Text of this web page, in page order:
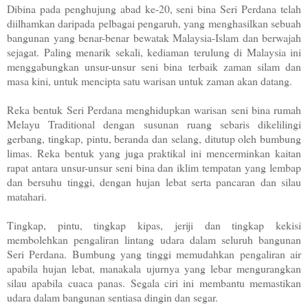
Dibina pada penghujung abad ke-20, seni bina Seri Perdana telah
diilhamkan daripada pelbagai pengaruh, yang menghasilkan sebuah
bangunan yang benar-benar bewatak Malaysia-Islam dan berwajah
sejagat. Paling menarik sekali, kediaman terulung di Malaysia ini
menggabungkan unsur-unsur seni bina terbaik zaman silam dan
masa kini, untuk mencipta satu warisan untuk zaman akan datang.
Reka bentuk Seri Perdana menghidupkan warisan seni bina rumah
Melayu Traditional dengan susunan ruang sebaris dikelilingi
gerbang, tingkap, pintu, beranda dan selang, ditutup oleh bumbung
limas. Reka bentuk yang juga praktikal ini mencerminkan kaitan
rapat antara unsur-unsur seni bina dan iklim tempatan yang lembap
dan bersuhu tinggi, dengan hujan lebat serta pancaran dan silau
matahari.
Tingkap, pintu, tingkap kipas, jeriji dan tingkap kekisi
membolehkan pengaliran lintang udara dalam seluruh bangunan
Seri Perdana. Bumbung yang tinggi memudahkan pengaliran air
apabila hujan lebat, manakala ujurnya yang lebar mengurangkan
silau apabila cuaca panas. Segala ciri ini membantu memastikan
udara dalam bangunan sentiasa dingin dan segar.